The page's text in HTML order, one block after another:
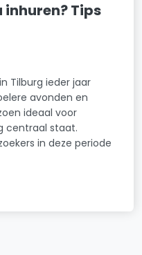
Tips
Tilburg ieder jaar
avonden en
ideaal voor
centraal staat.
in deze periode